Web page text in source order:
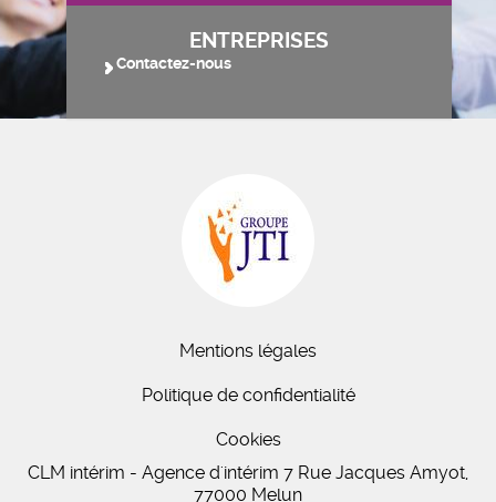
ENTREPRISES
Contactez-nous
Mentions légales
Politique de confidentialité
Cookies
CLM intérim - Agence d'intérim 7 Rue Jacques Amyot,
77000 Melun